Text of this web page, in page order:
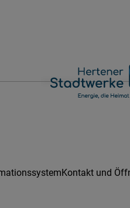
Kontakt und